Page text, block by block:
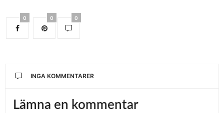
0 0 0
INGA KOMMENTARER
Lämna en kommentar